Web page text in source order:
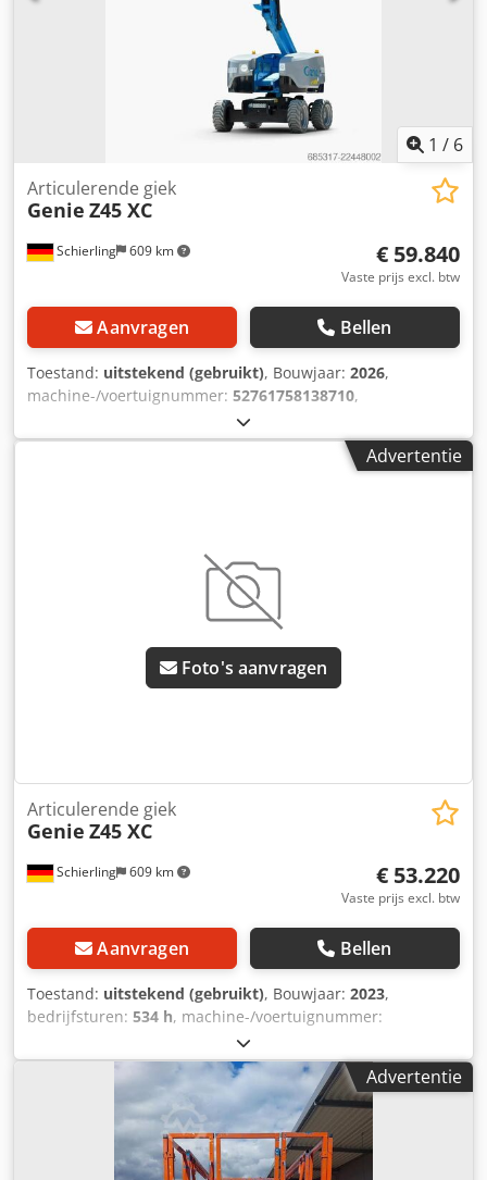
1 / 6
Schierling 609 km
Articulerende giek
Genie Z45 XC
€ 59.840
Vaste prijs excl. btw
Aanvragen Bellen
Toestand: uitstekend (gebruikt), Bouwjaar: 2026,
machine-/voertuignummer: 52761758138710,
, totaalgewicht:
brandstoftype:diesel, productbreedte (max.):2.290 mm,
, motortype: Diesel, fabrikant:
Advertentie
Foto's aanvragen
Schierling 609 km
Articulerende giek
Genie Z45 XC
€ 53.220
Vaste prijs excl. btw
Aanvragen Bellen
Toestand: uitstekend (gebruikt), Bouwjaar: 2023,
bedrijfsturen: 534 h, machine-/voertuignummer:
, draagvermogen:
6.870 kg, brandstoftype:diesel, productbreedte (max.):
, werkhoogte: 15.860 mm
, motortype: Diesel,
fabrikant: Genie Csdpfx Aaozp Ug Iefoha
Advertentie